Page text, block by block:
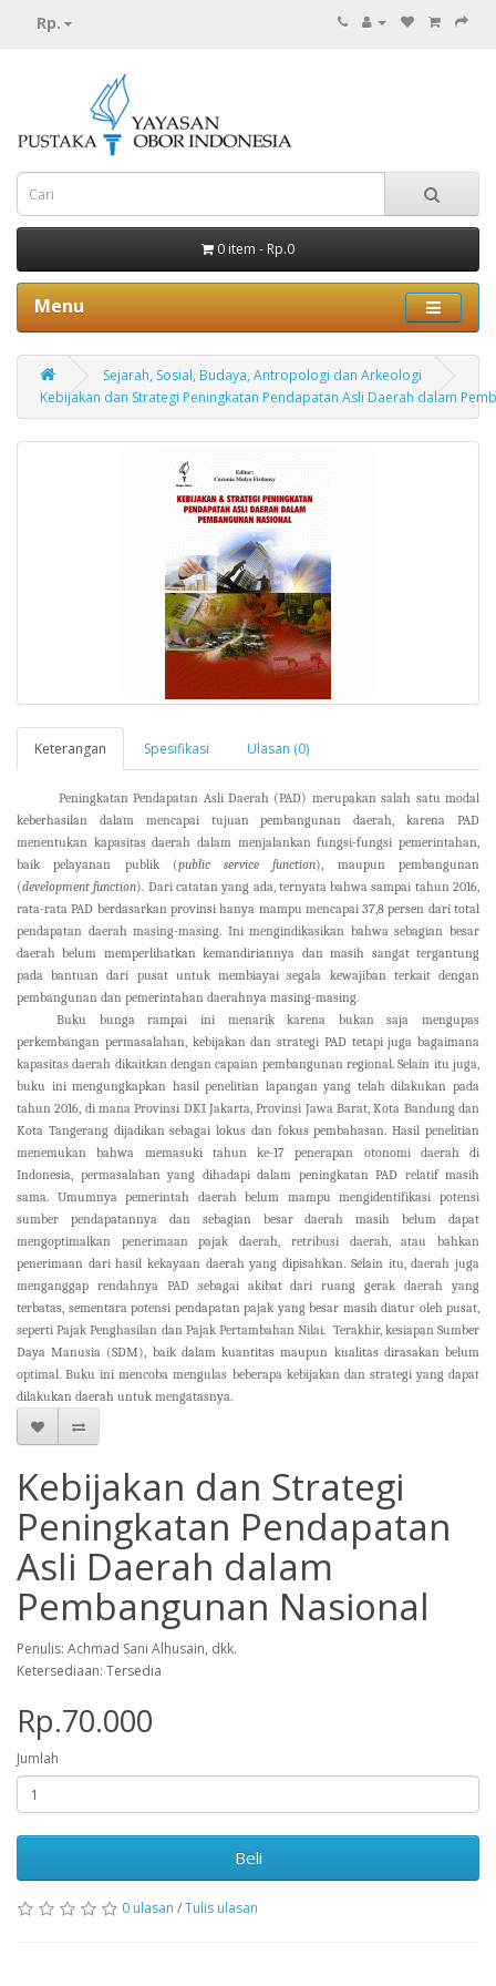
Rp.
0 item - Rp.0
Menu
Sejarah, Sosial, Budaya, Antropologi dan Arkeologi
Kebijakan dan Strategi Peningkatan Pendapatan Asli Daerah dalam
Keterangan Spesifikasi Ulasan (0)
Peningkatan Pendapatan Asli Daerah (PAD) merupakan salah satu modal
keberhasilan dalam mencapai tujuan pembangunan daerah, karena PAD
menentukan kapasitas daerah dalam menjalankan fungsi-fungsi pemerintahan,
baik pelayanan publik (publicservice function), maupun pembangunan
(development function). Dari catatan yang ada, ternyatabahwa sampai tahun 2016,
rata-rata PAD berdasarkan provinsihanya mampu mencapai 37,8 persen dari total
pendapatan daerah masing-masing. Ini mengindikasikan bahwa sebagian besar
daerah belum memperlihatkan kemandiriannya dan masih sangat tergantung
padabantuan dari pusat untuk membiayai segala kewajiban terkait dengan
pembangunan dan pemerintahan daerahnya masing-masing.
Buku bunga rampai ini menarik karena bukan saja mengupas
perkembangan permasalahan, kebijakan dan strategi PAD tetapi juga bagaimana
kapasitas daerah dikaitkan dengan capaian pembangunan regional. Selain itu juga,
buku ini mengungkapkan hasil penelitian lapangan yang telah dilakukan pada
tahun 2016, di mana Provinsi DKI Jakarta, Provinsi Jawa Barat, Kota Bandung dan
Kota Tangerang dijadikan sebagai lokus dan fokus pembahasan.Hasil penelitian
menemukan bahwa memasuki tahun ke-17 penerapan otonomi daerah di
Indonesia, permasalahan yang dihadapi dalam peningkatan PAD relatif masih
sama. Umumnya pemerintah daerahbelum mampu mengidentifikasi potensi
sumber pendapatannyadan sebagian besar daerah masih belum dapat
mengoptimalkan penerimaan pajak daerah, retribusi daerah,atau bahkan
penerimaan dari hasil kekayaan daerah yang dipisahkan. Selain itu, daerahjuga
menganggap rendahnya PAD sebagai akibat dari ruang gerak daerah yang
terbatas, sementara potensi pendapatan pajak yang besar masih diatur oleh pusat,
seperti Pajak Penghasilan dan Pajak Pertambahan Nilai. Terakhir, kesiapan Sumber
Daya Manusia (SDM), baik dalam kuantitas maupun kualitasdirasakan belum
optimal. Buku ini mencoba mengulas beberapa kebijakan dan strategi yang dapat
dilakukan daerah untuk mengatasnya.
Kebijakan dan Strategi
Peningkatan Pendapatan
Asli Daerah dalam
Pembangunan Nasional
Penulis: Achmad Sani Alhusain, dkk.
Ketersediaan: Tersedia
Rp.70.000
Jumlah
Beli
0 ulasan /Tulis ulasan